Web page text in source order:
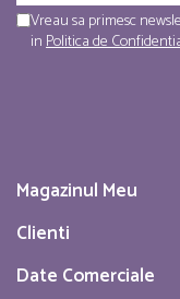
Vreau sa primesc
inPolitica de
Magazinul Meu
Clienti
Date Comerciale